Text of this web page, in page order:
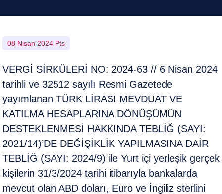
08 Nisan 2024 Pts
VERGİ SİRKÜLERİ NO: 2024-63 // 6 Nisan 2024
tarihli ve 32512 sayılı Resmi Gazetede
yayımlanan TÜRK LİRASI MEVDUAT VE
KATILMA HESAPLARINA DÖNÜŞÜMÜN
DESTEKLENMESİ HAKKINDA TEBLİĞ (SAYI:
2021/14)’DE DEĞİŞİKLİK YAPILMASINA DAİR
TEBLİĞ (SAYI: 2024/9) ile Yurt içi yerleşik gerçek
kişilerin 31/3/2024 tarihi itibarıyla bankalarda
mevcut olan ABD doları, Euro ve İngiliz sterlini